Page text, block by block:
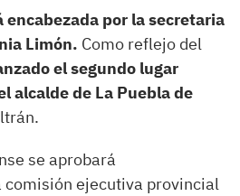
encabezada por la secretaria
Limón. Como reflejo del
el segundo lugar
alcalde de La Puebla de
se aprobará
ejecutiva provincial